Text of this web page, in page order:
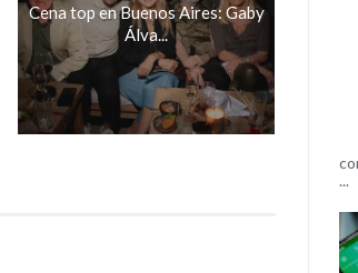
Cena top en Buenos Aires: Gaby
Álva...
...